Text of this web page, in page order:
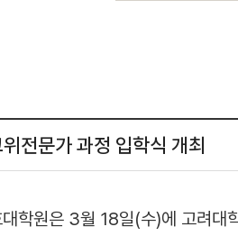
전문가 과정 입학식 개최
학원은 3월 18일(수)에 고려대